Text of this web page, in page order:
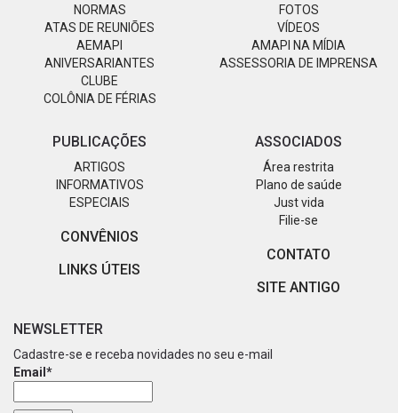
NORMAS
ATAS DE REUNIÕES
AEMAPI
ANIVERSARIANTES
CLUBE
COLÔNIA DE FÉRIAS
FOTOS
VÍDEOS
AMAPI NA MÍDIA
ASSESSORIA DE IMPRENSA
PUBLICAÇÕES
ARTIGOS
INFORMATIVOS
ESPECIAIS
CONVÊNIOS
LINKS ÚTEIS
ASSOCIADOS
Área restrita
Plano de saúde
Just vida
Filie-se
CONTATO
SITE ANTIGO
NEWSLETTER
Cadastre-se e receba novidades no seu e-mail
Email*